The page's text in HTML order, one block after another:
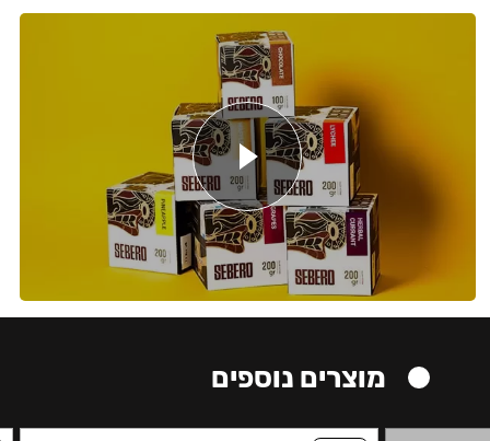
מוצרים נוספים